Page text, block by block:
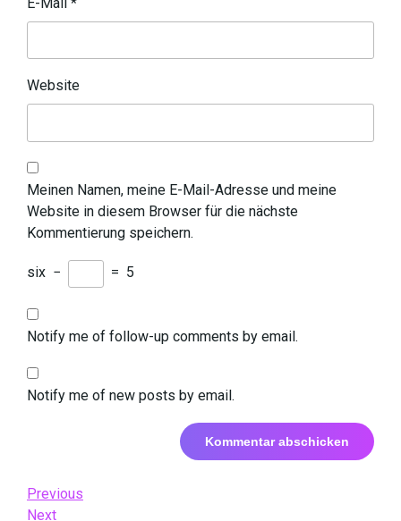
Website
Meinen Namen, meine E-Mail-Adresse und meine
Website in diesem Browser für die nächste
Kommentierung speichern.
six − = 5
Notify me of follow-up comments by email.
Notify me of new posts by email.
Beitrags-
Previous
Post
Previous
Next
Next